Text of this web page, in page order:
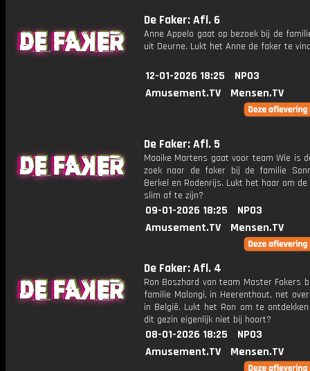
De Faker: Afl. 6
Anne Appelo gaat op bezoek bij de
uit Deurne. Lukt het Anne de faker te
12-01-2026 18:25
NPO3
Amusement.TV
Mensen.TV
De Faker: Afl. 5
Maaike Martens gaat voor team Wie is
zoek naar de faker bij de familie
Berkel en Rodenrijs. Lukt het haar om
slim af te zijn?
09-01-2026 18:25
NPO3
Amusement.TV
Mensen.TV
De Faker: Afl. 4
Ron Boszhard van team Master Fakers
familie Malongi, in Heerenthout, net
in België. Lukt het Ron om te
dit gezin eigenlijk niet bij hoort?
08-01-2026 18:25
NPO3
Amusement.TV
Mensen.TV